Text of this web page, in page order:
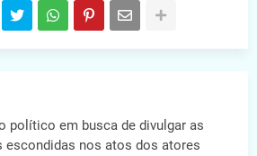
político em busca de divulgar as
escondidas nos atos dos atores